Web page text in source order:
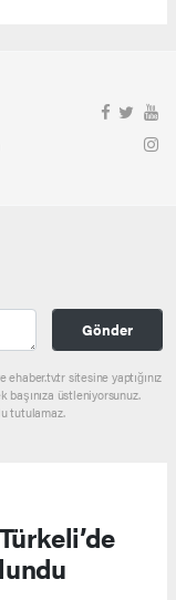
Gönder
sitesine yaptığınız
üstleniyorsunuz.
tutulamaz.